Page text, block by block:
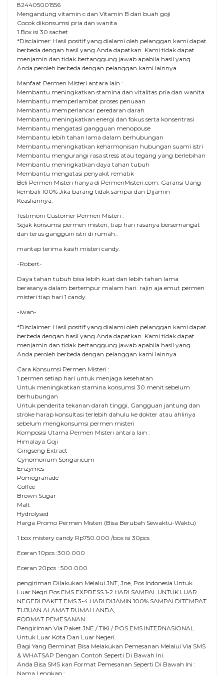
824405001556
Mengandung vitamin c dan Vitamin B dari buah goji
Cocok dikonsumsi pria dan wanita
1 Box isi 30 sachet
*Disclaimer: Hasil positif yang dialami oleh pelanggan kami dapat
berbeda dengan hasil yang Anda dapatkan. Kami tidak dapat
menjamin dan tidak bertanggung jawab apabila hasil yang
Anda peroleh berbeda dengan pelanggan kami lainnya
Manfaat Permen Misteri antara lain :
Membantu meningkatkan stamina dan vitalitas pria dan wanita
Membantu memperlambat proses penuaan
Membantu memperlancar peredaran darah
Membantu meningkatkan energi dan fokus serta konsentrasi
Membantu mengatasi gangguan menopouse
Membantu lebih tahan lama dalam berhubungan
Membantu meningkatkan keharmonisan hubungan suami istri
Membantu mengurangi rasa stress atau tegang yang berlebihan
Membantu meningkatkan daya tahan tubuh
Membantu mengatasi penyakit rematik
Beli Permen Misteri hanya di PermenMisteri.com. Garansi Uang
kembali 100% Jika barang tidak sampai dan Dijamin
Keasliannya.
Testimoni Customer Permen Misteri :
Sejak konsumsi permen misteri, tiap hari rasanya bersemangat
dan terus gangguin istri di rumah..
mantap terima kasih misteri candy.
-Robert-
Daya tahan tubuh bisa lebih kuat dan lebih tahan lama
berasanya dalam bertempur malam hari. rajin aja emut permen
misteri tiap hari 1 candy.
-iwan-
*Disclaimer: Hasil positif yang dialami oleh pelanggan kami dapat
berbeda dengan hasil yang Anda dapatkan. Kami tidak dapat
menjamin dan tidak bertanggung jawab apabila hasil yang
Anda peroleh berbeda dengan pelanggan kami lainnya
Cara Konsumsi Permen Misteri :
1 permen setiap hari untuk menjaga kesehatan
Untuk meningkatkan stamina konsumsi 30 menit sebelum
berhubungan
Untuk penderita tekanan darah tinggi, Gangguan jantung dan
stroke harap konsultasi terlebih dahulu ke dokter atau ahlinya
sebelum mengkonsumsi permen misteri
Komposisi Utama Permen Misteri antara lain :
Himalaya Goji
Gingseng Extract
Cynomorium Songaricum
Enzymes
Pomegranade
Coffee
Brown Sugar
Malt
Hydrolysed
Harga Promo Permen Misteri (Bisa Berubah Sewaktu-Waktu)
1 box mistery candy Rp750.000 /box isi 30pcs
Eceran 10pcs :300.000
Eceran 20pcs : 500.000
pengiriman Dilakukan Melalui JNT, Jne, Pos Indonesia Untuk
Luar Negri Pos EMS EXPRESS 1-2 HARI SAMPAI. UNTUK LUAR
NEGERI PAKET EMS 3-4 HARI DIJAMIN 100% SAMPAI DITEMPAT
TUJUAN ALAMAT RUMAH ANDA,
FORMAT PEMESANAN
Pengiriman Via Paket JNE / TIKI / POS EMS INTERNASIONAL
Untuk Luar Kota Dan Luar Negeri.
Bagi Yang Berminat Bisa Melakukan Pemesanan Melalui Via SMS
& WHATSAP Dengan Contoh Seperti Di Bawah Ini.
Anda Bisa SMS kan Format Pemesanan Seperti Di Bawah Ini :
Nama Lengkap : __________